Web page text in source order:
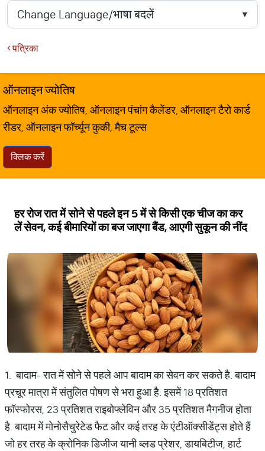
पत्रिका
ऑनलाइन ज्योतिष
ऑनलाइन अंक ज्योतिष, ऑनलाइन पंचांग कैलेंडर, ऑनलाइन टैरो कार्ड
रीडर, ऑनलाइन फॉर्च्यून कुकी, मैच टूल्स
क्लिक करें
हर रोज रात में सोने से पहले इन 5 में से किसी एक चीज का कर
लें सेवन, कई बीमारियों का बज जाएगा बैंड, आएगी सुकून की नींद
1. बादाम- रात में सोने से पहले आप बादाम का सेवन कर सकते है. बादाम
प्रचूर मात्रा में संतुलित पोषण से भरा हुआ है. इसमें 18 प्रतिशत
फॉस्फोरस, 23 प्रतिशत राइबोफ्लेविन और 35 प्रतिशत मैगनीज होता
है. बादाम में मोनोसैचुरेटेड फैट और कई तरह के एंटीऑक्सीडेंट्स होते हैं
जो हर तरह के क्रोनिक डिजीज यानी ब्लड प्रेशर, डायबिटीज, हार्ट